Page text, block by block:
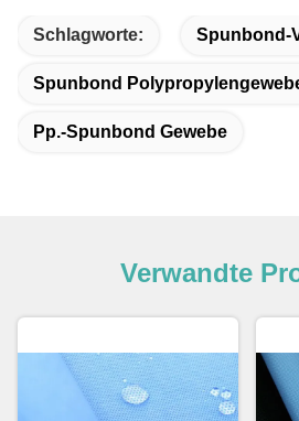
Schlagworte: Spunbond-
Spunbond
Pp.-Spunbond Gewebe
Verwandte